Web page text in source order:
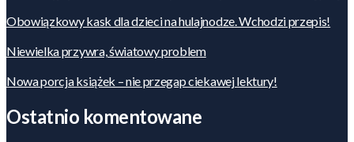
Obowiązkowy kask dla dzieci na hulajnodze. Wchodzi przepis!
Niewielka przywra, światowy problem
Nowa porcja książek – nie przegap ciekawej lektury!
Ostatnio komentowane